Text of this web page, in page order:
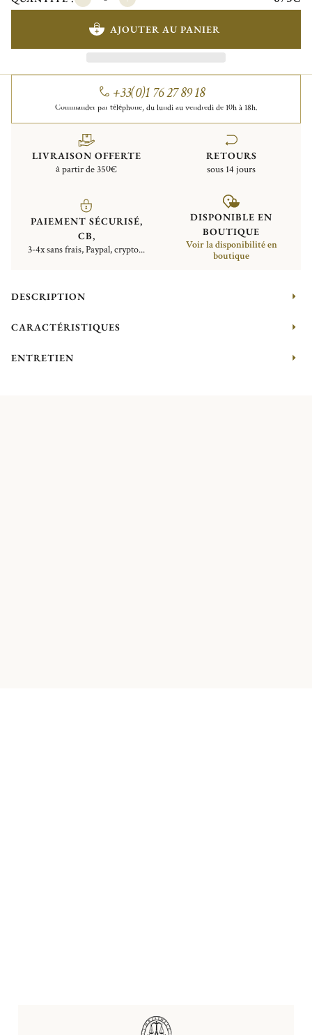
AJOUTER AU PANIER
+33(0)1 76 27 89 18
Commander par téléphone, du lundi au vendredi de 10h à 18h.
LIVRAISON OFFERTE
à partir de 350€
RETOURS
sous 14 jours
PAIEMENT SÉCURISÉ,
CB,
3-4x sans frais, Paypal, crypto...
DISPONIBLE EN
BOUTIQUE
Voir la disponibilité en
boutique
DESCRIPTION
CARACTÉRISTIQUES
ENTRETIEN